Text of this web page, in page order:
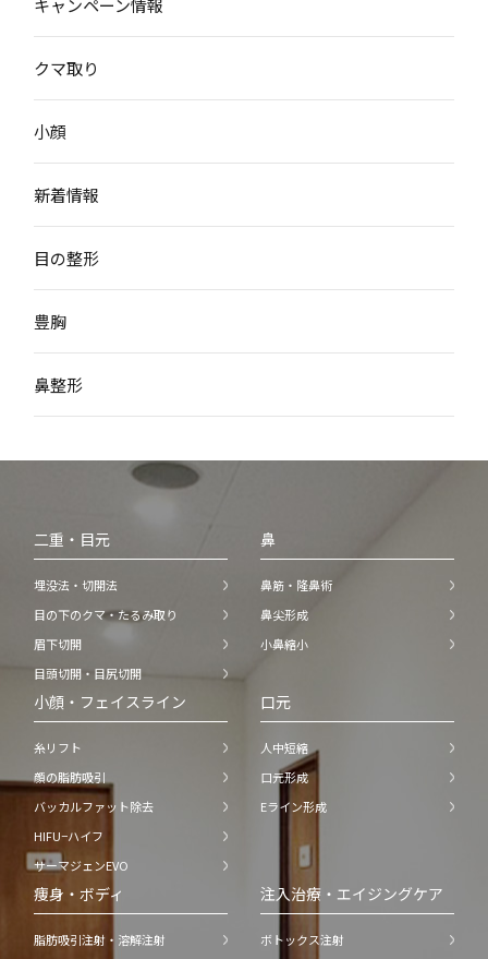
キャンペーン情報
クマ取り
小顔
新着情報
目の整形
豊胸
鼻整形
二重・目元
埋没法・切開法
目の下のクマ・たるみ取り
眉下切開
目頭切開・目尻切開
鼻
鼻筋・隆鼻術
鼻尖形成
小鼻縮小
小顔・フェイスライン
糸リフト
顔の脂肪吸引
バッカルファット除去
HIFU−ハイフ
サーマジェンEVO
口元
人中短縮
口元形成
Eライン形成
痩身・ボディ
脂肪吸引注射・溶解注射
注入治療・エイジングケア
ボトックス注射